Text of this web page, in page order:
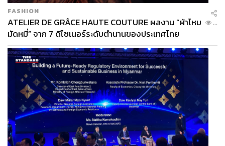
FASHION
ATELIER DE GRÂCE HAUTE COUTURE ผลงาน “ผ้าไหม
มัดหมี่” จาก 7 ดีไซเนอร์ระดับตำนานของประเทศไทย
...